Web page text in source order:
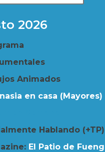
2026
Animados
en casa (Mayores)
Hablando (+TP)
El Patio de